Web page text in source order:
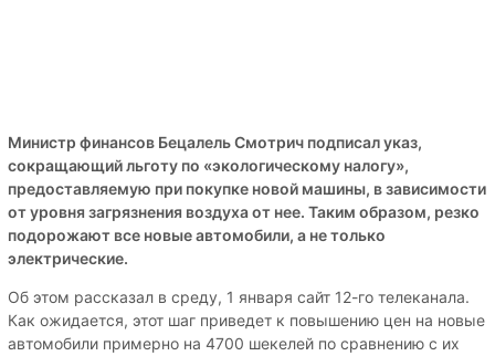
Министр финансов Бецалель Смотрич подписал указ,
сокращающий льготу по «экологическому налогу»,
предоставляемую при покупке новой машины, в зависимости
от уровня загрязнения воздуха от нее. Таким образом, резко
подорожают все новые автомобили, а не только
электрические.
Об этом рассказал в среду, 1 января сайт 12-го телеканала.
Как ожидается, этот шаг приведет к повышению цен на новые
автомобили примерно на 4700 шекелей по сравнению с их